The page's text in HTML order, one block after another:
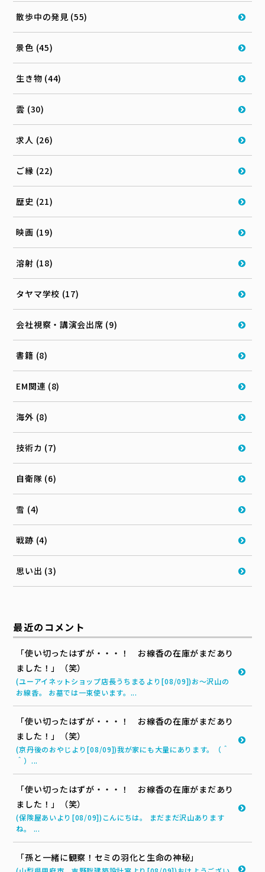
散歩中の発見 (55)
景色 (45)
生き物 (44)
雲 (30)
求人 (26)
ご縁 (22)
歴史 (21)
映画 (19)
溶射 (18)
タヤマ学校 (17)
会社視察・講演会出席 (9)
書籍 (8)
EM関連 (8)
海外 (8)
技術カ (7)
自衛隊 (6)
雪 (4)
戦跡 (4)
思い出 (3)
最近のコメント
「使い切ったはずが・・・！ お線香の在庫がまだあり
ました！」（笑）
(ユーアイネットショップ店長うちまるより[08/09])お～沢山の
お線香。 お墓では一束使います。...
「使い切ったはずが・・・！ お線香の在庫がまだあり
ました！」（笑）
(京丹後のおやじより[08/09])我が家にも大量にあります。（＾
＾）...
「使い切ったはずが・・・！ お線香の在庫がまだあり
ました！」（笑）
(保険屋あいより[08/09])こんにちは。 まだまだ沢山あります
ね。 ...
「孫と一緒に観察！セミの羽化と生命の神秘」